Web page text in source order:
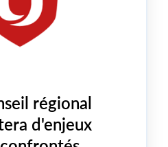
régional
d'enjeux